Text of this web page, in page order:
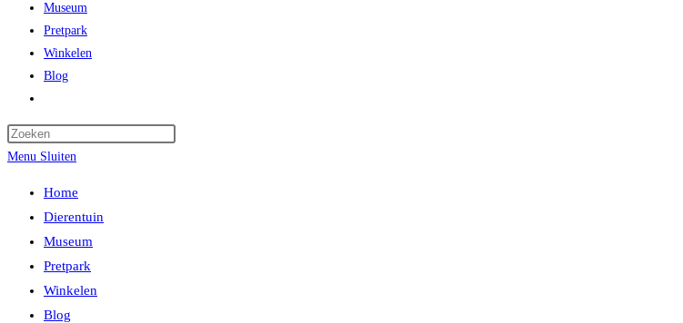
Museum
Pretpark
Winkelen
Blog
zoeken
Menu Sluiten
Home
Dierentuin
Museum
Pretpark
Winkelen
Blog